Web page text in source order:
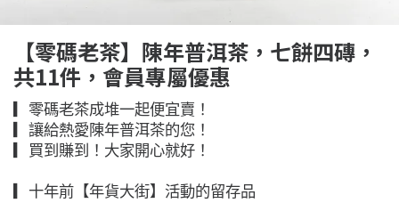
【零碼老茶】陳年普洱茶，七餅四磚，
共11件，會員專屬優惠
▎零碼老茶成堆一起便宜賣！
▎讓給熱愛陳年普洱茶的您！
▎買到賺到！大家開心就好！
▎十年前【年貨大街】活動的留存品